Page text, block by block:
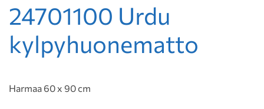
24701100 Urdu
kylpyhuonematto
Harmaa 60 x 90 cm